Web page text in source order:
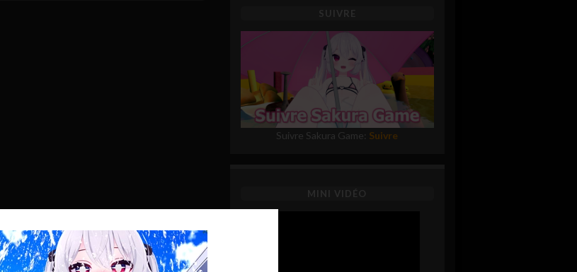
SUIVRE
Suivre Sakura Game: Suivre
MINI VIDÉO